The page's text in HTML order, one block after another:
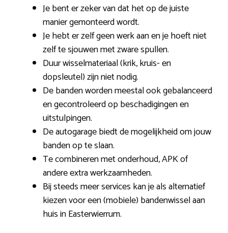
Je bent er zeker van dat het op de juiste
manier gemonteerd wordt.
Je hebt er zelf geen werk aan en je hoeft niet
zelf te sjouwen met zware spullen.
Duur wisselmateriaal (krik, kruis- en
dopsleutel) zijn niet nodig.
De banden worden meestal ook gebalanceerd
en gecontroleerd op beschadigingen en
uitstulpingen.
De autogarage biedt de mogelijkheid om jouw
banden op te slaan.
Te combineren met onderhoud, APK of
andere extra werkzaamheden.
Bij steeds meer services kan je als alternatief
kiezen voor een (mobiele) bandenwissel aan
huis in Easterwierrum.